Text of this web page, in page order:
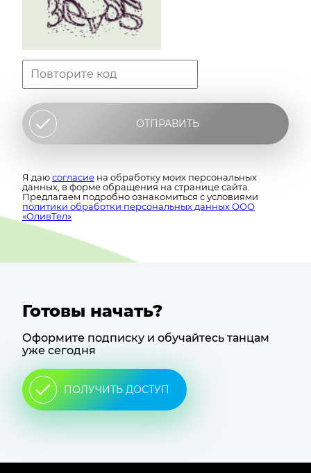
ОТПРАВИТЬ
Я даюсогласие на обработку моих персональных
данных, в форме обращения на странице сайта.
Предлагаем подробно ознакомиться с условиями
политики обработки персональных данных ООО
«ОливТел»
Готовы начать?
Оформите подписку и обучайтесь танцам
уже сегодня
ПОЛУЧИТЬ ДОСТУП